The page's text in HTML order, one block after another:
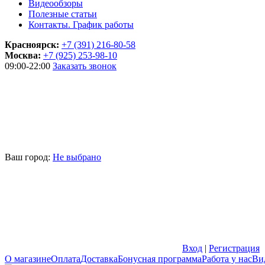
Видеообзоры
Полезные статьи
Контакты. График работы
Красноярск: +7 (391) 216-80-58
Москва: +7 (925) 253-98-10
09:00-22:00 Заказать звонок
Ваш город: Не выбрано
Вход | Регистрация
О магазинеОплатаДоставкаБонусная программаРабота у нас